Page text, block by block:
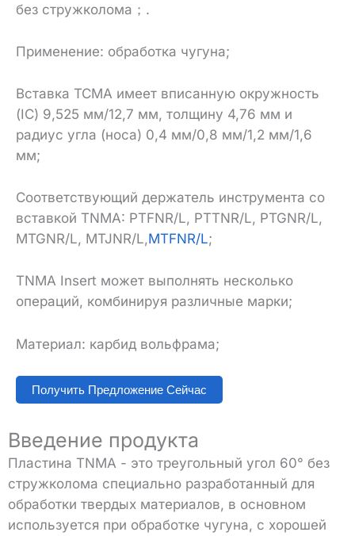
без стружколома；.
Применение: обработка чугуна;
Вставка TCMA имеет вписанную окружность
(IC) 9,525 мм/12,7 мм, толщину 4,76 мм и
радиус угла (носа) 0,4 мм/0,8 мм/1,2 мм/1,6
мм;
Соответствующий держатель инструмента со
вставкой TNMA: PTFNR/L, PTTNR/L, PTGNR/L,
MTGNR/L, MTJNR/L,MTFNR/L;
TNMA Insert может выполнять несколько
операций, комбинируя различные марки;
Материал: карбид вольфрама;
Получить Предложение Сейчас
Введение продукта
Пластина TNMA - это треугольный угол 60° без
стружколома специально разработанный для
обработки твердых материалов, в основном
используется при обработке чугуна, с хорошей